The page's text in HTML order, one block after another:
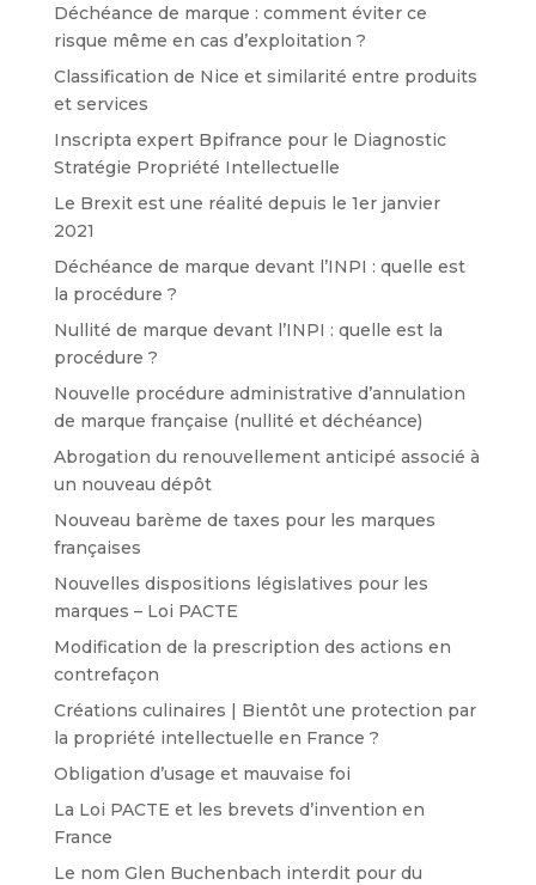
Déchéance de marque : comment éviter ce
risque même en cas d’exploitation ?
Classification de Nice et similarité entre produits
et services
Inscripta expert Bpifrance pour le Diagnostic
Stratégie Propriété Intellectuelle
Le Brexit est une réalité depuis le 1er janvier
2021
Déchéance de marque devant l’INPI : quelle est
la procédure ?
Nullité de marque devant l’INPI : quelle est la
procédure ?
Nouvelle procédure administrative d’annulation
de marque française (nullité et déchéance)
Abrogation du renouvellement anticipé associé à
un nouveau dépôt
Nouveau barème de taxes pour les marques
françaises
Nouvelles dispositions législatives pour les
marques – Loi PACTE
Modification de la prescription des actions en
contrefaçon
Créations culinaires | Bientôt une protection par
la propriété intellectuelle en France ?
Obligation d’usage et mauvaise foi
La Loi PACTE et les brevets d’invention en
France
Le nom Glen Buchenbach interdit pour du